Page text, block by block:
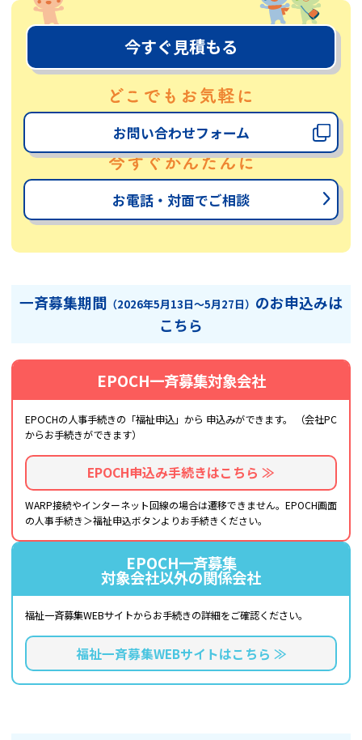
今すぐ見積もる
お問い合わせフォーム
お電話・対面でご相談
一斉募集期間 （2026年5月13日～5月27日） のお申込みは
こちら
EPOCH一斉募集対象会社
EPOCHの人事手続きの「福祉申込」から 申込みができます。
（会社PC
からお手続きができます）
EPOCH申込み手続きはこちら ≫
WARP接続やインターネット回線の場合は遷移できません。EPOCH画面
の人事手続き＞福祉申込ボタンよりお手続きください。
EPOCH一斉募集
対象会社以外の関係会社
福祉一斉募集WEBサイトからお手続きの詳細をご確認ください。
福祉一斉募集WEBサイトはこちら ≫